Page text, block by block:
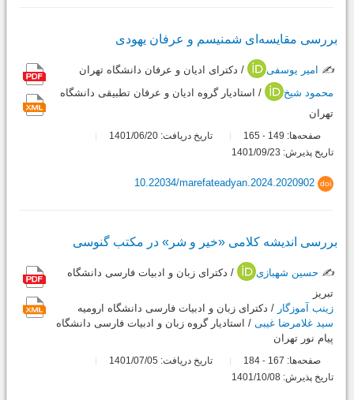
بررسی مقایسه‌ای شمنیسم و عرفان یهودی
✍️ امیر یوسفی
/ دکترای ادیان و عرفان دانشگاه تهران
محمود شیخ
/ استادیار گروه ادیان و عرفان تطبیقی دانشگاه
تهران
صفحه‌ها: 149
-
تاریخ دریافت: 1401/06/20
تاریخ پذیرش: 1401/09/23
doi
10.22034/marefateadyan.2024.2020902
بررسی اندیشه کلامی «خیر و شر» در مکتب گنوسی
✍️ حسین شهبازی
/ دکترای زبان و ادبیات فارسی دانشگاه
تبریز
زینب آموزگار / دکترای زبان و ادبیات فارسی دانشگاه ارومیه
سید غلامرضا غیبی / استادیار گروه زبان و ادبیات فارسی دانشگاه
پیام نور تهران
صفحه‌ها: 167
-
تاریخ دریافت: 1401/07/05
تاریخ پذیرش: 1401/10/08